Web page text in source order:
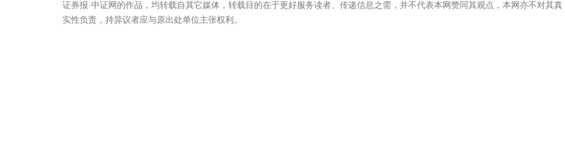
证券报·中证网的作品，均转载自其它媒体，转载目的在于更好服务读者、传递信息之需，并不代表本网赞同其观点，本网亦不对其真
实性负责，持异议者应与原出处单位主张权利。